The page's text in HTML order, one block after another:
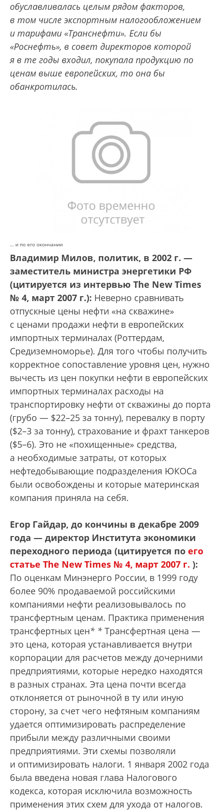
обуславливалась целым рядом факторов,
в том числе экспортным налогообложением
и тарифами «Транснефти». Если бы
«Роснефть», в совет директоров которой
я в те годы входил, покупала продукцию по
ценам выше европейских, то она бы
обанкротилась.
… и по его окончании
Владимир Милов, политик, в 2002 г. —
заместитель министра энергетики РФ
(цитируется из интервью The New Times
№ 4, март 2007 г.): Неверно сравнивать
отпускные цены нефти «на скважине»
с ценами продажи нефти в европейских
импортных терминалах (Роттердам,
Средиземноморье). Для того чтобы получить
корректное сопоставление уровня цен, нужно
вычесть из цен покупки нефти в европейских
импортных терминалах расходы на
транспортировку нефти от скважины до порта
(грубо — $22–25 за тонну), перевалку в порту
($2–3 за тонну), страхование и фрахт танкеров
($5–6). Это не «похищенные» средства,
а необходимые затраты, от которых
нефтедобывающие подразделения ЮКОСа
были освобождены и которые материнская
компания приняла на себя.
Егор Гайдар, до кончины в декабре 2009
года — директор Института экономики
переходного периода (цитируется по его
статье The New Times № 4, март 2007 г. ):
По оценкам Минэнерго России, в 1999 году
более 90% продаваемой российскими
компаниями нефти реализовывалось по
трансфертным ценам. Практика применения
трансфертных цен* * Трансфертная цена —
это цена, которая устанавливается внутри
корпорации для расчетов между дочерними
предприятиями, которые нередко находятся
в разных странах. Эта цена почти всегда
отклоняется от рыночной в ту или иную
сторону, за счет чего нефтяным компаниям
удается оптимизировать распределение
прибыли между различными своими
предприятиями. Эти схемы позволяли
и оптимизировать налоги. 1 января 2002 года
была введена новая глава Налогового
кодекса, которая исключила возможность
применения этих схем для ухода от налогов.